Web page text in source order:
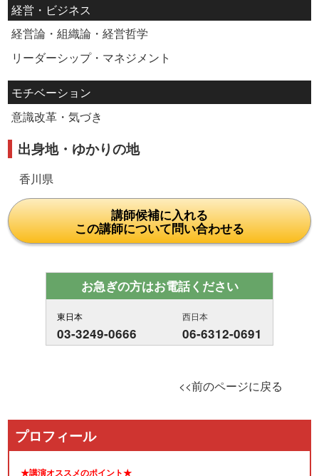
経営・ビジネス
経営論・組織論・経営哲学
リーダーシップ・マネジメント
モチベーション
意識改革・気づき
出身地・ゆかりの地
香川県
講師候補に入れる
この講師について問い合わせる
お急ぎの方はお電話ください
東日本
03-3249-0666
西日本
06-6312-0691
<<前のページに戻る
プロフィール
★講演オススメのポイント★